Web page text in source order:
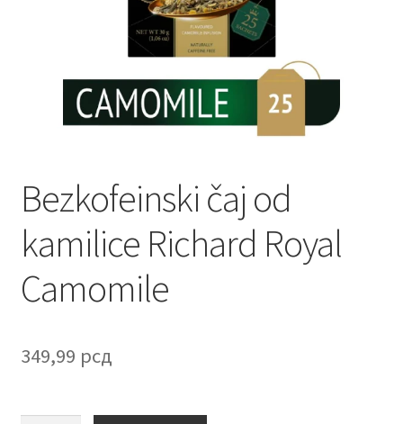
Cveće
Delivery
Destilati
FAQ
Bezkofeinski čaj od
kamilice Richard Royal
Camomile
349,99 рсд